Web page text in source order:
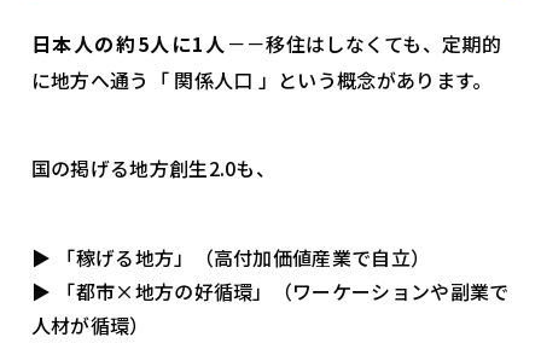
日本人の約5人に1人－－移住はしなくても、定期的
に地方へ通う「 関係人口 」という概念があります。
国の掲げる地方創生2.0も、
▶ 「稼げる地方」（高付加価値産業で自立）
▶ 「都市×地方の好循環」（ワーケーションや副業で
人材が循環）